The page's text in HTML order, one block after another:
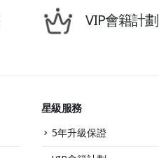
VIP會籍計劃
星級服務
5年升級保證